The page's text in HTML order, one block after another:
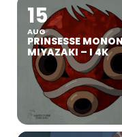
15
AUG
PRINSESSE
MIYAZAKI – I 4K